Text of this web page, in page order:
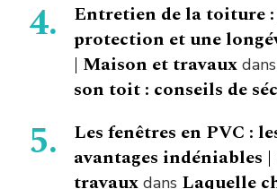
Entretien de la toiture
protection et une
| Maison et travaux dans
son toit : conseils de
Les fenêtres en PVC :
avantages indéniables
travaux dans Laquelle